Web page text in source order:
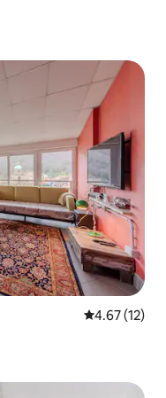
Calificación
4.67 (12)